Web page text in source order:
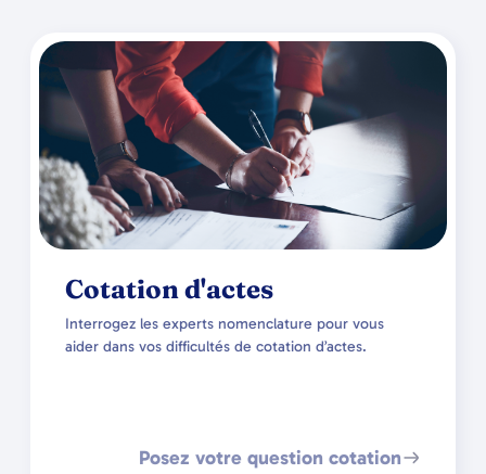
Cotation d'actes
Interrogez les experts nomenclature pour vous
aider dans vos difficultés de cotation d’actes.
Posez votre question cotation